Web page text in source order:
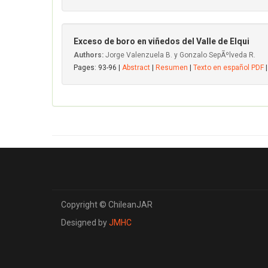
Exceso de boro en viñedos del Valle de Elqui
Authors: Jorge Valenzuela B. y Gonzalo SepÃºlveda R.
Pages: 93-96 | Abstract Resumen Texto en español PDF
Copyright © ChileanJAR
Designed byJMHC